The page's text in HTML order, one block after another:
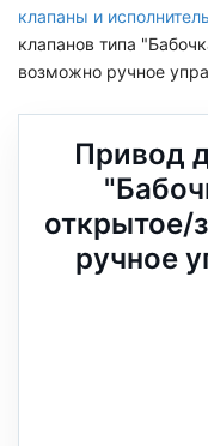
клапаны и
клапанов типа
возможно ручное
Привод
открытое/
ручное